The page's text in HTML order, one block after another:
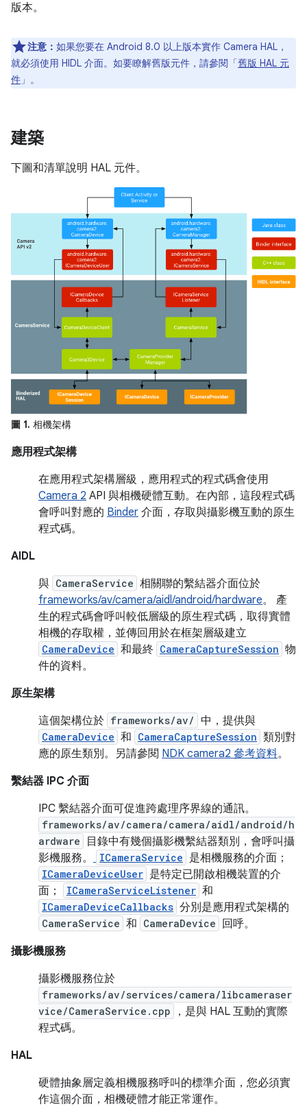
版本。
注意： 如果您要在 Android 8.0 以上版本實作 Camera HAL，
就必須使用 HIDL 介面。如要瞭解舊版元件，請參閱「舊版 HAL 元
件 」。
建築
下圖和清單說明 HAL 元件。
圖 1. 相機架構
應用程式架構
在應用程式架構層級，應用程式的程式碼會使用
Camera 2 API 與相機硬體互動。在內部，這段程式碼
會呼叫對應的 Binder 介面，存取與攝影機互動的原生
程式碼。
AIDL
與 CameraService 相關聯的繫結器介面位於
frameworks/av/camera/aidl/android/hardware。 產
生的程式碼會呼叫較低層級的原生程式碼，取得實體
相機的存取權，並傳回用於在框架層級建立
CameraDevice 和最終 CameraCaptureSession 物
件的資料。
原生架構
這個架構位於 frameworks/av/ 中，提供與
CameraDevice 和 CameraCaptureSession 類別對
應的原生類別。另請參閱 NDK camera2 參考資料。
繫結器 IPC 介面
IPC 繫結器介面可促進跨處理序界線的通訊。
frameworks/av/camera/camera/aidl/android/h
ardware
目錄中有幾個攝影機繫結器類別，會呼叫攝
影機服務。
ICameraService 是相機服務的介面；
ICameraDeviceUser 是特定已開啟相機裝置的介
面；
ICameraServiceListener 和
ICameraDeviceCallbacks 分別是應用程式架構的
CameraService 和 CameraDevice
回呼。
攝影機服務
攝影機服務位於
frameworks/av/services/camera/libcameraser
vice/CameraService.cpp
，是與 HAL 互動的實際
程式碼。
HAL
硬體抽象層定義相機服務呼叫的標準介面，您必須實
作這個介面，相機硬體才能正常運作。